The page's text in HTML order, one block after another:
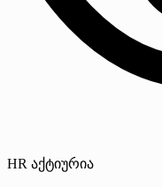
HR აქტიურია